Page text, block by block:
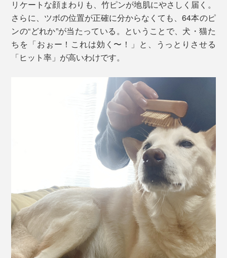
リケートな顔まわりも、竹ピンが地肌にやさしく届く。
さらに、ツボの位置が正確に分からなくても、64本のピ
ンの“どれか”が当たっている。ということで、犬・猫た
ちを「おぉー！これは効く〜！」と、うっとりさせる
「ヒット率」が高いわけです。